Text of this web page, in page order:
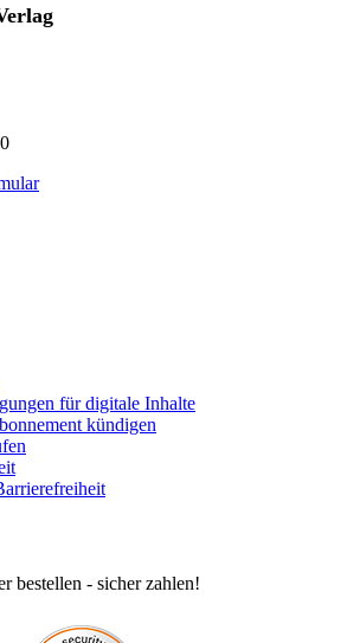
für digitale Inhalte
kündigen
bestellen - sicher zahlen!